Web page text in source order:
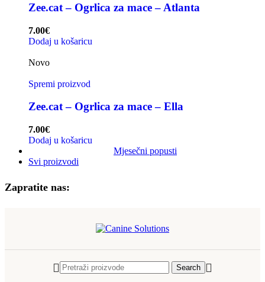
Zee.cat – Ogrlica za mace – Atlanta
7.00€
Dodaj u košaricu
Novo
Spremi proizvod
Zee.cat – Ogrlica za mace – Ella
7.00€
Dodaj u košaricu
Mjesečni popusti
Svi proizvodi
Zapratite nas:
Search